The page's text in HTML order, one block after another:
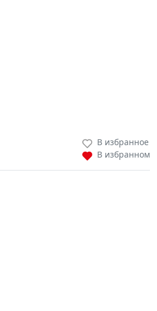
В избранное
В избранном